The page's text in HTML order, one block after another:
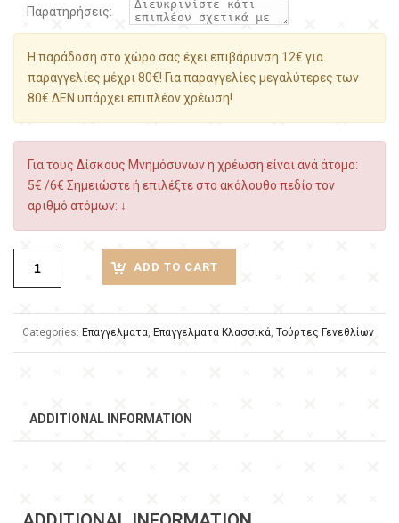
Παρατηρήσεις:
Η παράδοση στο χώρο σας έχει επιβάρυνση 12€ για
παραγγελίες μέχρι 80€! Για παραγγελίες μεγαλύτερες των
80€ ΔΕΝ υπάρχει επιπλέον χρέωση!
Για τους Δίσκους Μνημόσυνων η χρέωση είναι ανά άτομο:
5€ /6€ Σημειώστε ή επιλέξτε στο ακόλουθο πεδίο τον
αριθμό ατόμων: ↓
ADD TO CART
Categories: Επαγγελματα, Επαγγελματα Κλασσικά, Τούρτες Γενεθλίων
ADDITIONAL INFORMATION